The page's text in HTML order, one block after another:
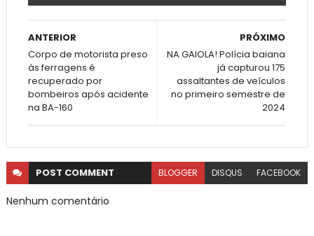
PRÓXIMO
NA GAIOLA! Polícia baiana
já capturou 175
assaltantes de veículos
no primeiro semestre de
2024
ANTERIOR
Corpo de motorista preso
às ferragens é
recuperado por
bombeiros após acidente
na BA-160
POST COMMENT BLOGGER DISQUS FACEBOOK
Nenhum comentário